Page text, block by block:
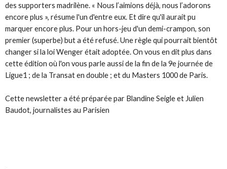
des supporters madrilène. « Nous l’aimions déjà, nous l’adorons
encore plus », résume l'un d'entre eux. Et dire qu'il aurait pu
marquer encore plus. Pour un hors-jeu d'un demi-crampon, son
premier (superbe) but a été refusé. Une règle qui pourrait bientôt
changer si la loi Wenger était adoptée. On vous en dit plus dans
cette édition où l'on vous parle aussi de la fin de la 9e journée de
Ligue1 ; de la Transat en double ; et du Masters 1000 de Paris.
Cette newsletter a été préparée par Blandine Seigle et Julien
Baudot, journalistes au Parisien